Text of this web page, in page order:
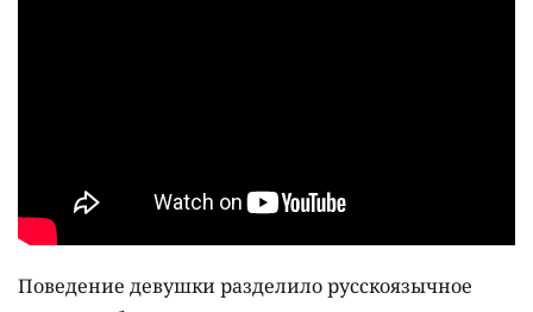
Поведение девушки разделило русскоязычное